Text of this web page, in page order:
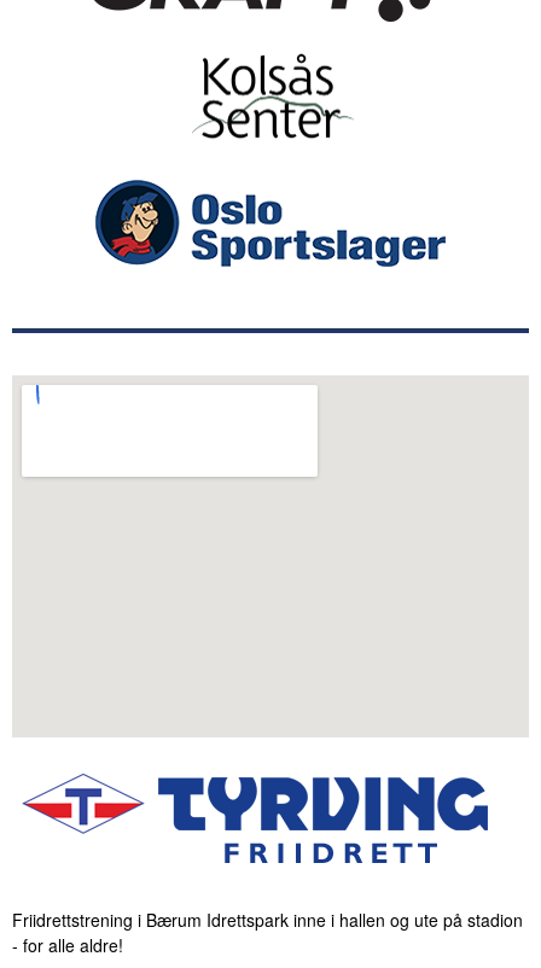
Friidrettstrening i Bærum Idrettspark inne i hallen og ute på stadion
- for alle aldre!